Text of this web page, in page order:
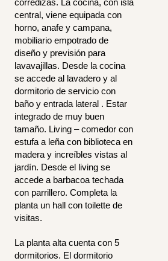
corredizas. La cocina, con isla
central, viene equipada con
horno, anafe y campana,
mobiliario empotrado de
diseño y previsión para
lavavajillas. Desde la cocina
se accede al lavadero y al
dormitorio de servicio con
baño y entrada lateral . Estar
integrado de muy buen
tamaño. Living – comedor con
estufa a leña con biblioteca en
madera y increíbles vistas al
jardín. Desde el living se
accede a barbacoa techada
con parrillero. Completa la
planta un hall con toilette de
visitas.
La planta alta cuenta con 5
dormitorios. El dormitorio